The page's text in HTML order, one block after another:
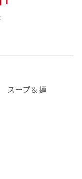
スープ＆麺